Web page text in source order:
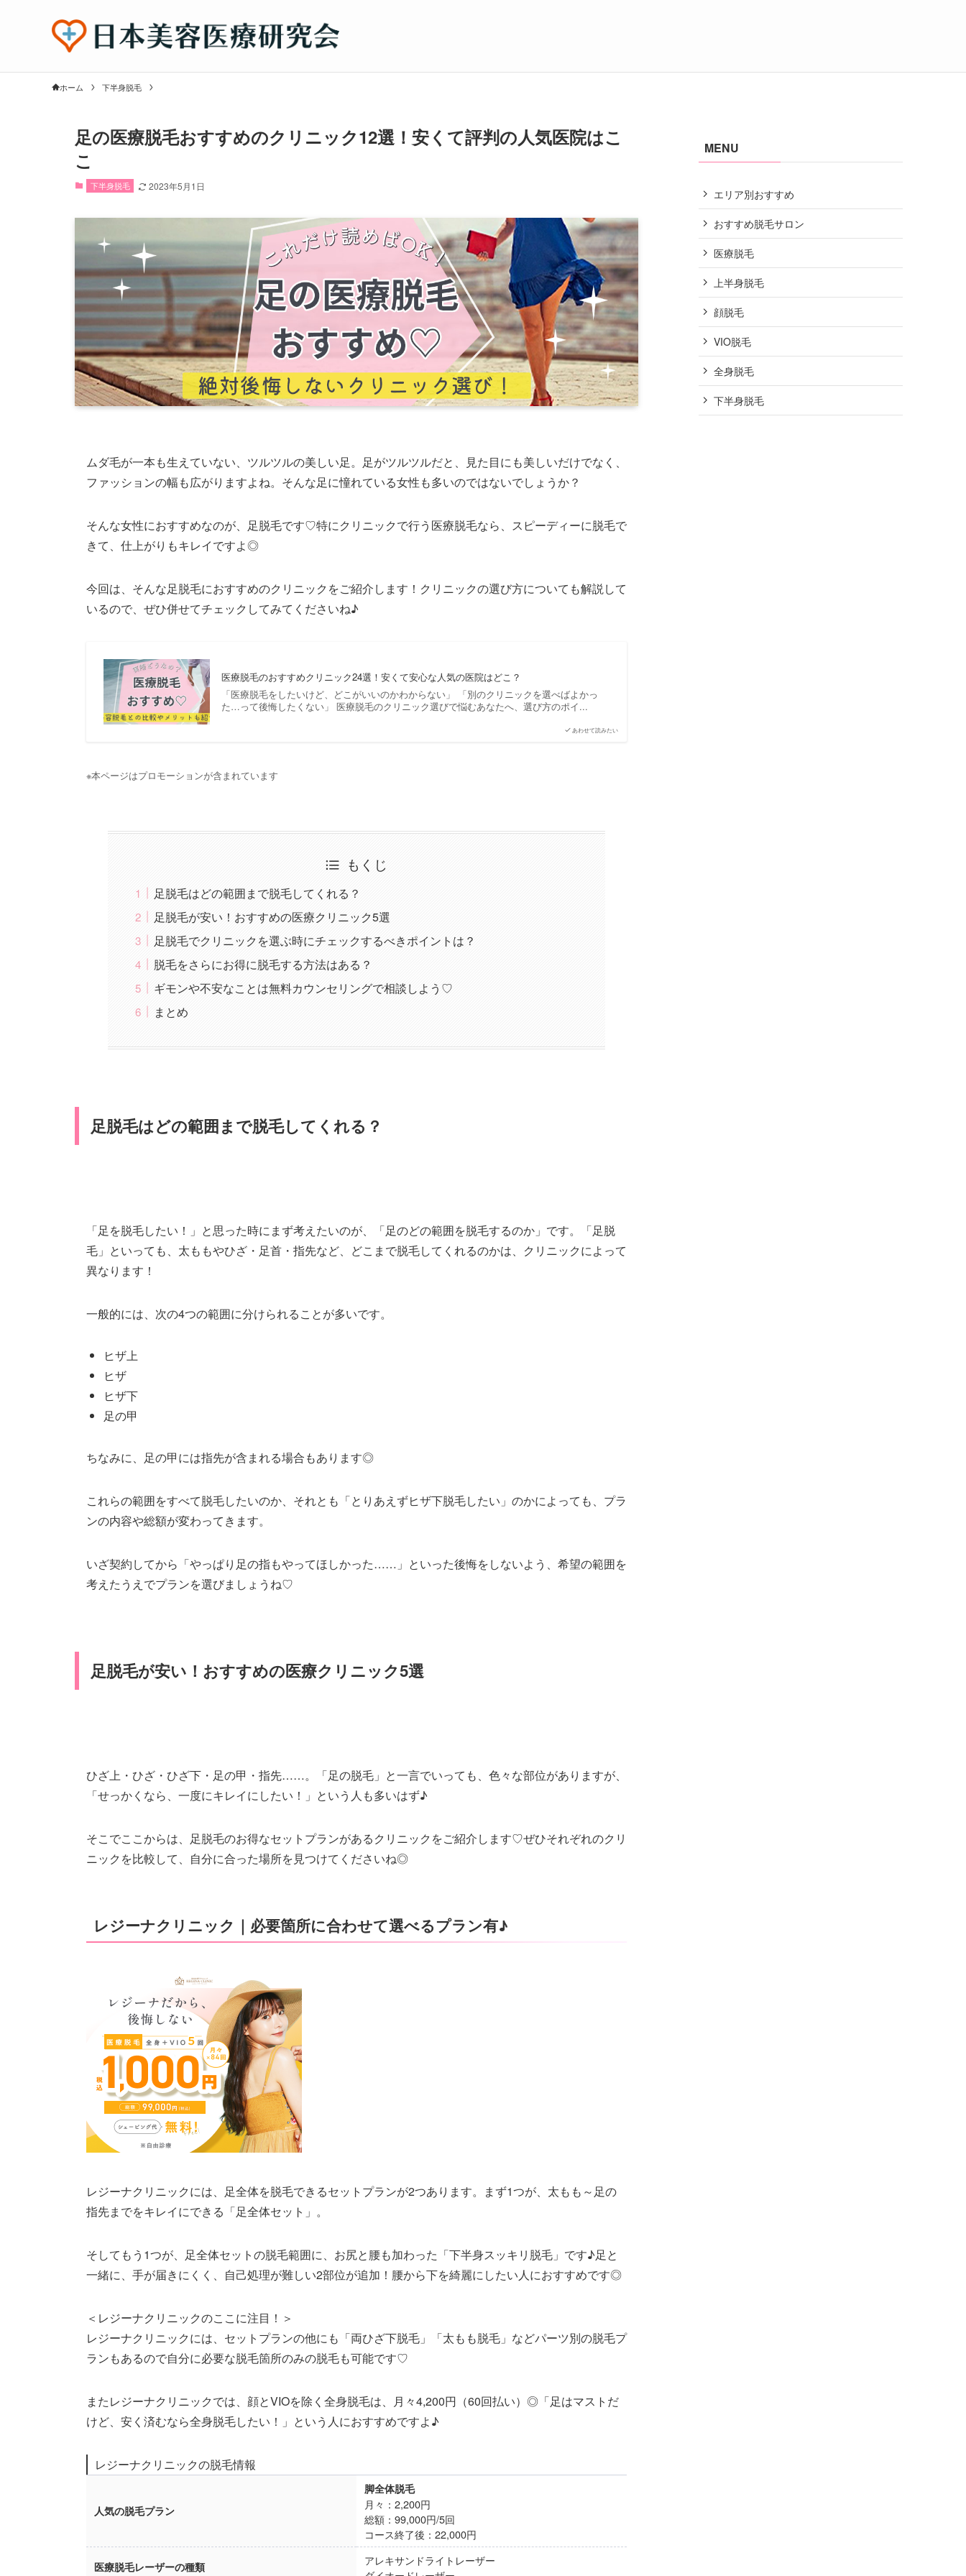
ホーム 下半身脱毛
足の医療脱毛おすすめのクリニック12選！安くて評判の人気医院はこ
こ
下半身脱毛 2023年5月1日
ムダ毛が一本も生えていない、ツルツルの美しい足。足がツルツルだと、見た目にも美しいだけでなく、
ファッションの幅も広がりますよね。そんな足に憧れている女性も多いのではないでしょうか？
そんな女性におすすめなのが、足脱毛です♡特にクリニックで行う医療脱毛なら、スピーディーに脱毛で
きて、仕上がりもキレイですよ◎
今回は、そんな足脱毛におすすめのクリニックをご紹介します！クリニックの選び方についても解説して
いるので、ぜひ併せてチェックしてみてくださいね♪
あわせて読みたい
医療脱毛のおすすめクリニック24選！安くて安心な人気の医院はどこ？
「医療脱毛をしたいけど、どこがいいのかわからない」 「別のクリニックを選べばよかっ
た…って後悔したくない」 医療脱毛のクリニック選びで悩むあなたへ、選び方のポイ...
※本ページはプロモーションが含まれています
もくじ
足脱毛はどの範囲まで脱毛してくれる？
足脱毛が安い！おすすめの医療クリニック5選
足脱毛でクリニックを選ぶ時にチェックするべきポイントは？
脱毛をさらにお得に脱毛する方法はある？
ギモンや不安なことは無料カウンセリングで相談しよう♡
まとめ
足脱毛はどの範囲まで脱毛してくれる？
「足を脱毛したい！」と思った時にまず考えたいのが、「足のどの範囲を脱毛するのか」です。「足脱
毛」といっても、太ももやひざ・足首・指先など、どこまで脱毛してくれるのかは、クリニックによって
異なります！
一般的には、次の4つの範囲に分けられることが多いです。
ヒザ上
ヒザ
ヒザ下
足の甲
ちなみに、足の甲には指先が含まれる場合もあります◎
これらの範囲をすべて脱毛したいのか、それとも「とりあえずヒザ下脱毛したい」のかによっても、プラ
ンの内容や総額が変わってきます。
いざ契約してから「やっぱり足の指もやってほしかった……」といった後悔をしないよう、希望の範囲を
考えたうえでプランを選びましょうね♡
足脱毛が安い！おすすめの医療クリニック5選
ひざ上・ひざ・ひざ下・足の甲・指先……。「足の脱毛」と一言でいっても、色々な部位がありますが、
「せっかくなら、一度にキレイにしたい！」という人も多いはず♪
そこでここからは、足脱毛のお得なセットプランがあるクリニックをご紹介します♡ぜひそれぞれのクリ
ニックを比較して、自分に合った場所を見つけてくださいね◎
レジーナクリニック｜必要箇所に合わせて選べるプラン有♪
レジーナクリニックには、足全体を脱毛できるセットプランが2つあります。まず1つが、太もも～足の
指先までをキレイにできる「足全体セット」。
そしてもう1つが、足全体セットの脱毛範囲に、お尻と腰も加わった「下半身スッキリ脱毛」です♪足と
一緒に、手が届きにくく、自己処理が難しい2部位が追加！腰から下を綺麗にしたい人におすすめです◎
＜レジーナクリニックのここに注目！＞
レジーナクリニックには、セットプランの他にも「両ひざ下脱毛」「太もも脱毛」などパーツ別の脱毛プ
ランもあるので自分に必要な脱毛箇所のみの脱毛も可能です♡
またレジーナクリニックでは、顔とVIOを除く全身脱毛は、月々4,200円（60回払い）◎「足はマストだ
けど、安く済むなら全身脱毛したい！」という人におすすめですよ♪
レジーナクリニックの脱毛情報
人気の脱毛プラン
脚全体脱毛
月々：2,200円
総額：99,000円/5回
コース終了後：22,000円
医療脱毛レーザーの種類
アレキサンドライトレーザー
MENU
エリア別おすすめ
おすすめ脱毛サロン
医療脱毛
上半身脱毛
顔脱毛
VIO脱毛
全身脱毛
下半身脱毛